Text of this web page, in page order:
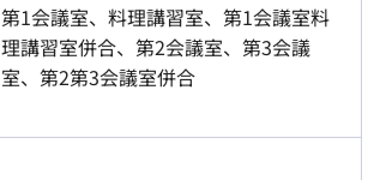
第1会議室、料理講習室、第1会議室料
理講習室併合、第2会議室、第3会議
室、第2第3会議室併合